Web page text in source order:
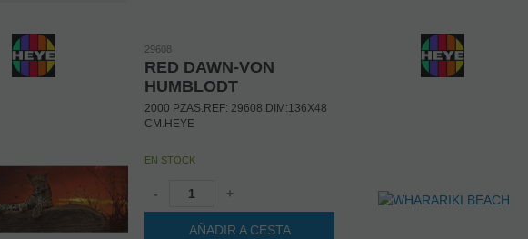
29608
RED DAWN-VON
HUMBLODT
2000 PZAS.REF: 29608.DIM:136X48
CM.HEYE
EN STOCK
- +
AÑADIR A CESTA